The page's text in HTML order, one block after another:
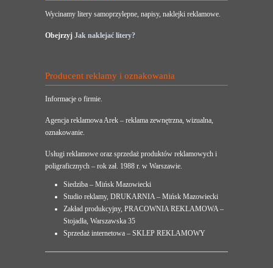
Wycinamy litery samoprzylepne, napisy, naklejki reklamowe.
Obejrzyj Jak naklejać litery?
Producent reklamy i oznakowania
Informacje o firmie.
Agencja reklamowa Arek – reklama zewnętrzna, wizualna,
oznakowanie.
Usługi reklamowe oraz sprzedaż produktów reklamowych i
poligraficznych – rok zał. 1988 r. w Warszawie.
Siedziba – Mińsk Mazowiecki
Studio reklamy, DRUKARNIA – Mińsk Mazowiecki
Zakład produkcyjny, PRACOWNIA REKLAMOWA –
Stojadła, Warszawska 35
Sprzedaż internetowa – SKLEP REKLAMOWY